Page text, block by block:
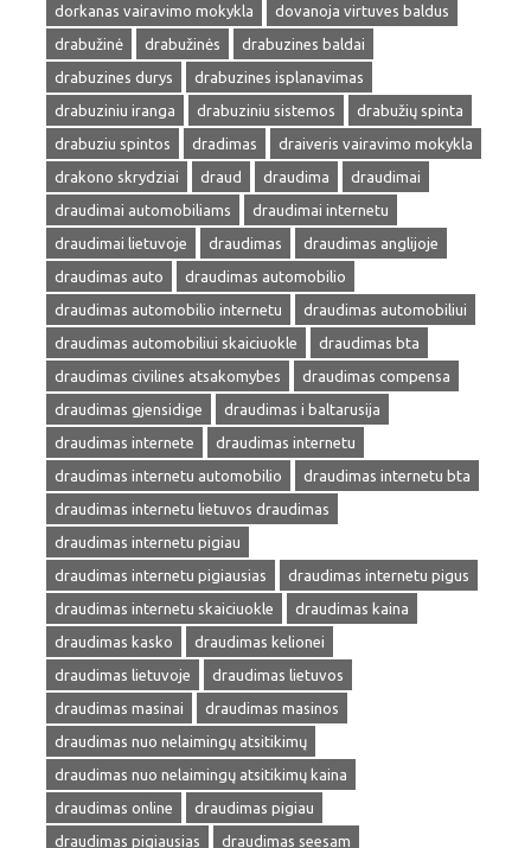
dorkanas vairavimo mokykla
dovanoja virtuves baldus
drabužinė
drabužinės
drabuzines baldai
drabuzines durys
drabuzines isplanavimas
drabuziniu iranga
drabuziniu sistemos
drabužių spinta
drabuziu spintos
dradimas
draiveris vairavimo mokykla
drakono skrydziai
draud draudima
draudimai
draudimai automobiliams
draudimai internetu
draudimai lietuvoje
draudimas
draudimas anglijoje
draudimas auto
draudimas automobilio
draudimas automobilio internetu
draudimas automobiliui
draudimas automobiliui skaiciuokle
draudimas bta
draudimas civilines atsakomybes
draudimas compensa
draudimas gjensidige
draudimas i baltarusija
draudimas internete
draudimas internetu
draudimas internetu automobilio
draudimas internetu bta
draudimas internetu lietuvos draudimas
draudimas internetu pigiau
draudimas internetu pigiausias
draudimas internetu pigus
draudimas internetu skaiciuokle
draudimas kaina
draudimas kasko
draudimas kelionei
draudimas lietuvoje
draudimas lietuvos
draudimas masinai
draudimas masinos
draudimas nuo nelaimingų atsitikimų
draudimas nuo nelaimingų atsitikimų kaina
draudimas online
draudimas pigiau
draudimas pigiausias
draudimas seesam